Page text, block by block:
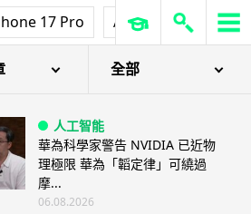
17 Pro AirPods Pro 3
全部
人工智能
華為科學家警告 NVIDIA 已近物
理極限 華為「韜定律」可繞過
摩...
06.08.2026